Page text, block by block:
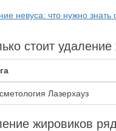
невуса: что нужно знать
стоит
Лазерхауз
жировиков